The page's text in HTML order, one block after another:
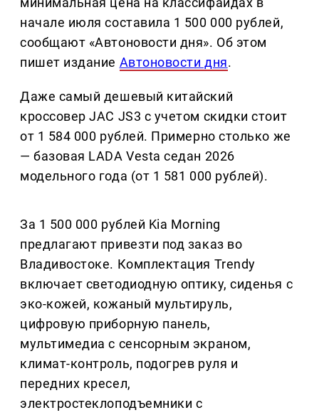
начале июля составила 1 500 000 рублей,
сообщают «Автоновости дня». Об этом
пишет издание Автоновости дня.
Даже самый дешевый китайский
кроссовер JAC JS3 с учетом скидки стоит
от 1 584 000 рублей. Примерно столько же
— базовая LADA Vesta седан 2026
модельного года (от 1 581 000 рублей).
За 1 500 000 рублей Kia Morning
предлагают привезти под заказ во
Владивостоке. Комплектация Trendy
включает светодиодную оптику, сиденья с
эко-кожей, кожаный мультируль,
цифровую приборную панель,
мультимедиа с сенсорным экраном,
климат-контроль, подогрев руля и
передних кресел,
электростеклоподъемники с